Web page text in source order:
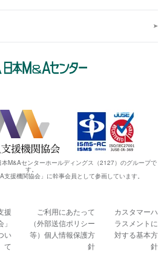
M&Aセンターホールディングス（2127）のグループで
す。
援機関協会」に幹事会員として参画しています。
援
い
て
ご利用にあたって
（外部送信ポリシー
等）個人情報保護方
針
カスタマーハ
ラスメントに
対する基本方
針